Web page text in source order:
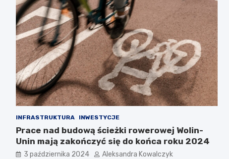
INFRASTRUKTURA INWESTYCJE
Prace nad budową ścieżki rowerowej Wolin-
Unin mają zakończyć się do końca roku 2024
3 października 2024 Aleksandra Kowalczyk